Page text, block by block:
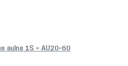
aulne 1S – AU20-60